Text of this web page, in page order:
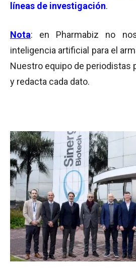
líneas de investigación.
Nota: en Pharmabiz no
inteligencia artificial para el
Nuestro equipo de periodistas
y redacta cada dato.